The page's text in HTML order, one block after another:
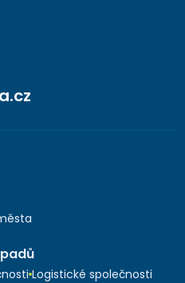
Logistické společnosti